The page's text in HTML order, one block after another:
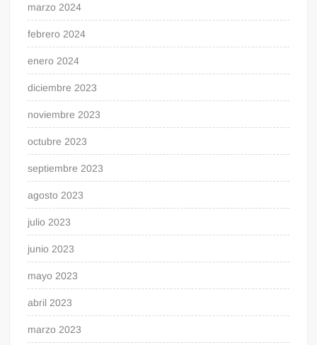
marzo 2024
febrero 2024
enero 2024
diciembre 2023
noviembre 2023
octubre 2023
septiembre 2023
agosto 2023
julio 2023
junio 2023
mayo 2023
abril 2023
marzo 2023